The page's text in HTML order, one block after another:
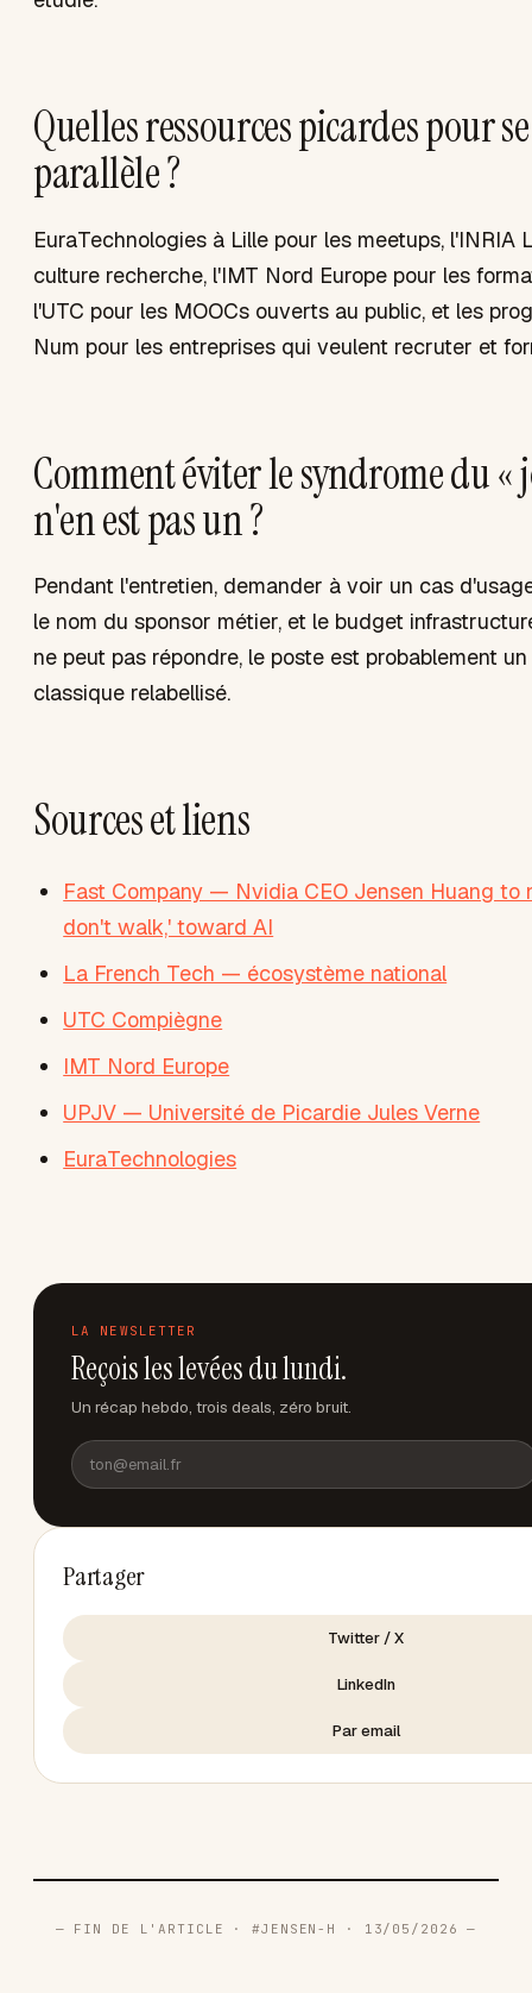
Quelles ressources picardes pour
parallèle ?
EuraTechnologies à Lille pour les meetups, l'INRIA
culture recherche, l'IMT Nord Europe pour les
l'UTC pour les MOOCs ouverts au public, et les
Num pour les entreprises qui veulent recruter et
Comment éviter le syndrome du «
n'en est pas un ?
Pendant l'entretien, demander à voir un cas
le nom du sponsor métier, et le budget
ne peut pas répondre, le poste est probablement
classique relabellisé.
Sources et liens
Fast Company — Nvidia CEO Jensen Huang to
don't walk,' toward AI
La French Tech — écosystème national
UTC Compiègne
IMT Nord Europe
UPJV — Université de Picardie Jules Verne
EuraTechnologies
LA NEWSLETTER
Reçois les levées du lundi.
Un récap hebdo, trois deals, zéro bruit.
Partager
Twitter / X
LinkedIn
Par email
— FIN DE L'ARTICLE · #JENSEN-H · 13/05/2026 —